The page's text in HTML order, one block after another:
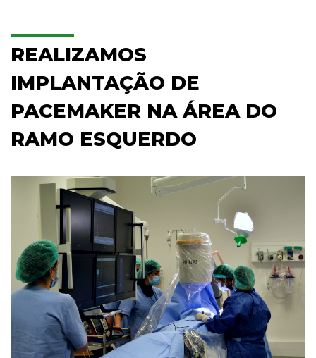
REALIZAMOS
IMPLANTAÇÃO DE
PACEMAKER NA ÁREA DO
RAMO ESQUERDO